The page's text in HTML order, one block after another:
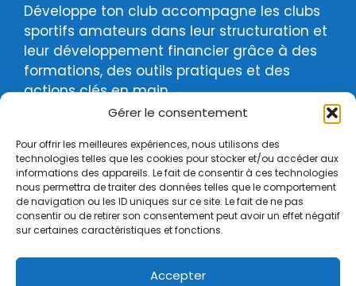
Gérer le consentement
Pour offrir les meilleures expériences, nous utilisons des
technologies telles que les cookies pour stocker et/ou accéder aux
informations des appareils. Le fait de consentir à ces technologies
nous permettra de traiter des données telles que le comportement
de navigation ou les ID uniques sur ce site. Le fait de ne pas
consentir ou de retirer son consentement peut avoir un effet négatif
sur certaines caractéristiques et fonctions.
Accepter
Développe ton club accompagne les clubs
sportifs amateurs dans leur structuration et
leur développement financier grâce à des
formations, des outils pratiques et des
actions clés en main.
Mentions légales
Politique de cookies
Certificat Qualiopi